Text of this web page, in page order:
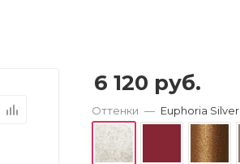
6 120 руб.
Оттенки — Euphoria Silver